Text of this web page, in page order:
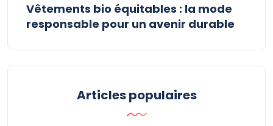
Vêtements bio équitables : la mode
responsable pour un avenir durable
Articles populaires